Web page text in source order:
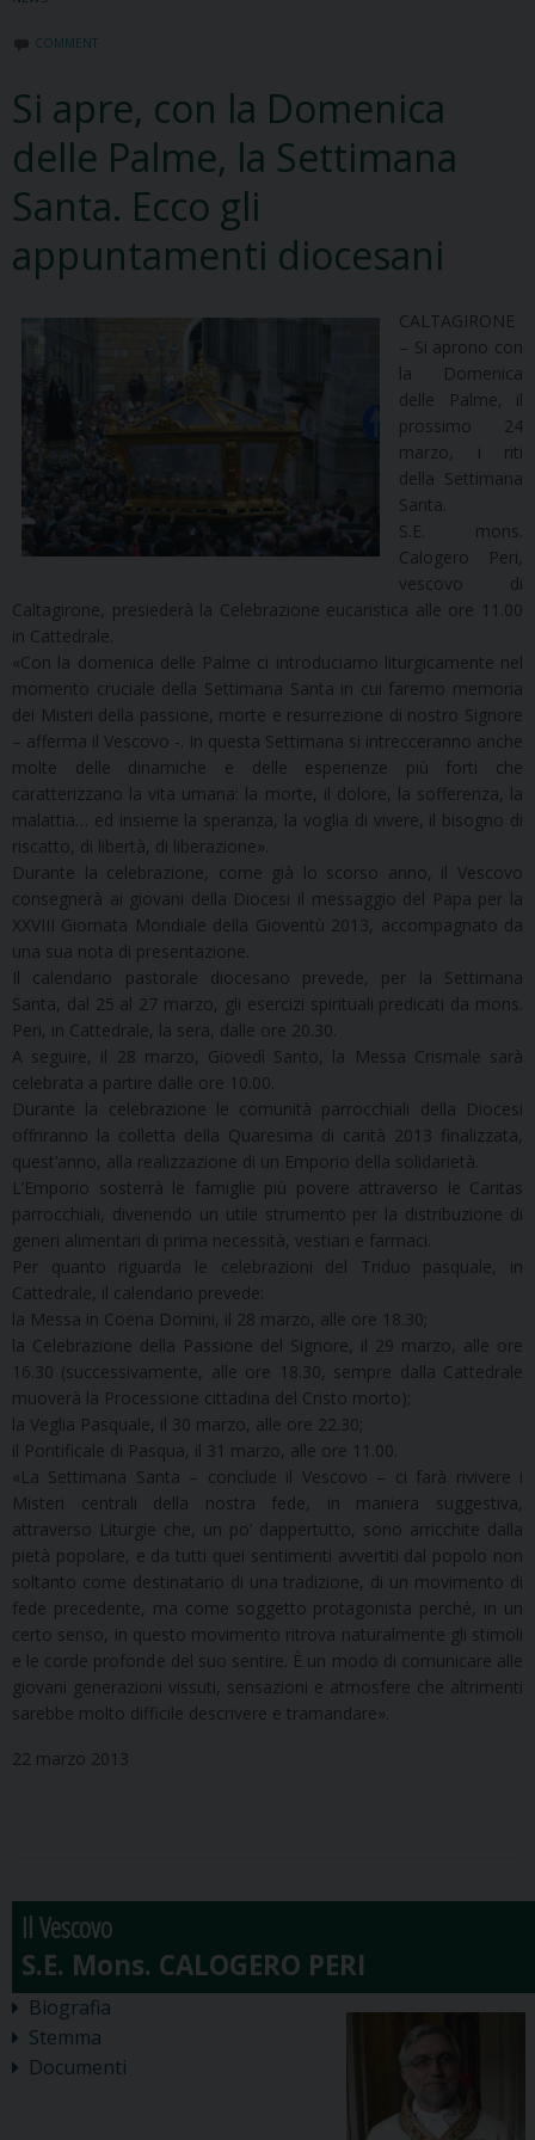
COMMENT
Si apre, con la Domenica
delle Palme, la Settimana
Santa. Ecco gli
appuntamenti diocesani
CALTAGIRONE
– Si aprono con
la Domenica
delle Palme, il
prossimo 24
marzo, i riti
della Settimana
Santa.
S.E. mons.
Calogero Peri,
vescovo di
Caltagirone, presiederà la Celebrazione eucaristica alle ore 11.00
in Cattedrale.
«Con la domenica delle Palme ci introduciamo liturgicamente nel
momento cruciale della Settimana Santa in cui faremo memoria
dei Misteri della passione, morte e resurrezione di nostro Signore
– afferma il Vescovo -. In questa Settimana si intrecceranno anche
molte delle dinamiche e delle esperienze più forti che
caratterizzano la vita umana: la morte, il dolore, la sofferenza, la
malattia… ed insieme la speranza, la voglia di vivere, il bisogno di
riscatto, di libertà, di liberazione».
Durante la celebrazione, come già lo scorso anno, il Vescovo
consegnerà ai giovani della Diocesi il messaggio del Papa per la
XXVIII Giornata Mondiale della Gioventù 2013, accompagnato da
una sua nota di presentazione.
Il calendario pastorale diocesano prevede, per la Settimana
Santa, dal 25 al 27 marzo, gli esercizi spirituali predicati da mons.
Peri, in Cattedrale, la sera, dalle ore 20.30.
A seguire, il 28 marzo, Giovedì Santo, la Messa Crismale sarà
celebrata a partire dalle ore 10.00.
Durante la celebrazione le comunità parrocchiali della Diocesi
offriranno la colletta della Quaresima di carità 2013 finalizzata,
quest’anno, alla realizzazione di un Emporio della solidarietà.
L’Emporio sosterrà le famiglie più povere attraverso le Caritas
parrocchiali, divenendo un utile strumento per la distribuzione di
generi alimentari di prima necessità, vestiari e farmaci.
Per quanto riguarda le celebrazioni del Triduo pasquale, in
Cattedrale, il calendario prevede:
la Messa in Coena Domini, il 28 marzo, alle ore 18.30;
la Celebrazione della Passione del Signore, il 29 marzo, alle ore
16.30 (successivamente, alle ore 18.30, sempre dalla Cattedrale
muoverà la Processione cittadina del Cristo morto);
la Veglia Pasquale, il 30 marzo, alle ore 22.30;
il Pontificale di Pasqua, il 31 marzo, alle ore 11.00.
«La Settimana Santa – conclude il Vescovo – ci farà rivivere i
Misteri centrali della nostra fede, in maniera suggestiva,
attraverso Liturgie che, un po’ dappertutto, sono arricchite dalla
pietà popolare, e da tutti quei sentimenti avvertiti dal popolo non
soltanto come destinatario di una tradizione, di un movimento di
fede precedente, ma come soggetto protagonista perché, in un
certo senso, in questo movimento ritrova naturalmente gli stimoli
e le corde profonde del suo sentire. È un modo di comunicare alle
giovani generazioni vissuti, sensazioni e atmosfere che altrimenti
sarebbe molto difficile descrivere e tramandare».
22 marzo 2013
Il Vescovo
Biografia
Stemma
Documenti